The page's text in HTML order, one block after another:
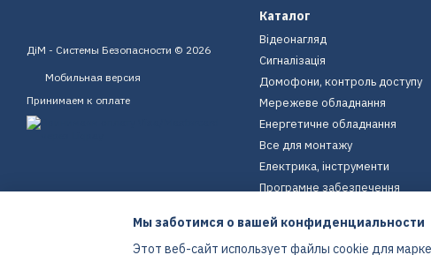
ДіМ - Системы Безопасности © 2026
Мобильная версия
Принимаем к оплате
Каталог
Відеонагляд
Сигналізація
Домофони, контроль доступу
Мережеве обладнання
Енергетичне обладнання
Все для монтажу
Електрика, інструменти
Програмне забезпечення
Екіпірування
Енергетичне обладнання
Мы заботимся о вашей конфиденциальности
Этот веб-сайт использует файлы cookie для